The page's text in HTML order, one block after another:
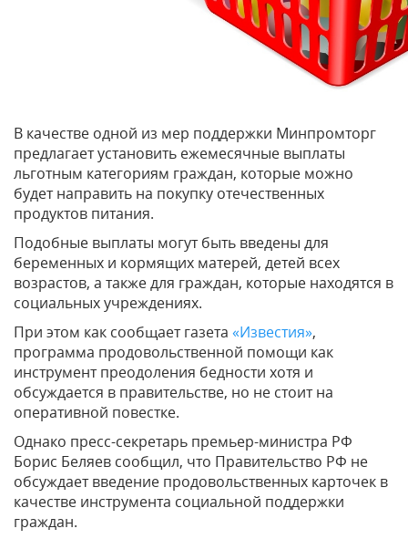
В качестве одной из мер поддержки Минпромторг
предлагает установить ежемесячные выплаты
льготным категориям граждан, которые можно
будет направить на покупку отечественных
продуктов питания.
Подобные выплаты могут быть введены для
беременных и кормящих матерей, детей всех
возрастов, а также для граждан, которые находятся в
социальных учреждениях.
При этом как сообщает газета «Известия»,
программа продовольственной помощи как
инструмент преодоления бедности хотя и
обсуждается в правительстве, но не стоит на
оперативной повестке.
Однако пресс-секретарь премьер-министра РФ
Борис Беляев сообщил, что Правительство РФ не
обсуждает введение продовольственных карточек в
качестве инструмента социальной поддержки
граждан.